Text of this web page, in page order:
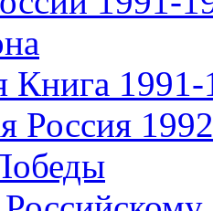
Книга 1991-
Россия